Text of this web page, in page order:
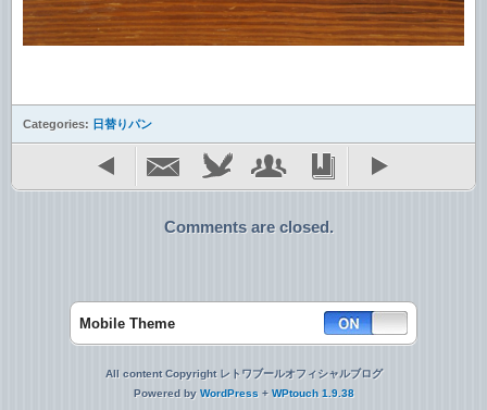
Categories: 日替りパン
Comments are closed.
Mobile Theme
All content Copyright レトワブールオフィシャルブログ
Powered by WordPress + WPtouch 1.9.38